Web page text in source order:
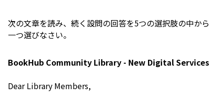
次の文章を読み、続く設問の回答を5つの選択肢の中から
一つ選びなさい。
BookHub Community Library - New Digital Services
Dear Library Members,